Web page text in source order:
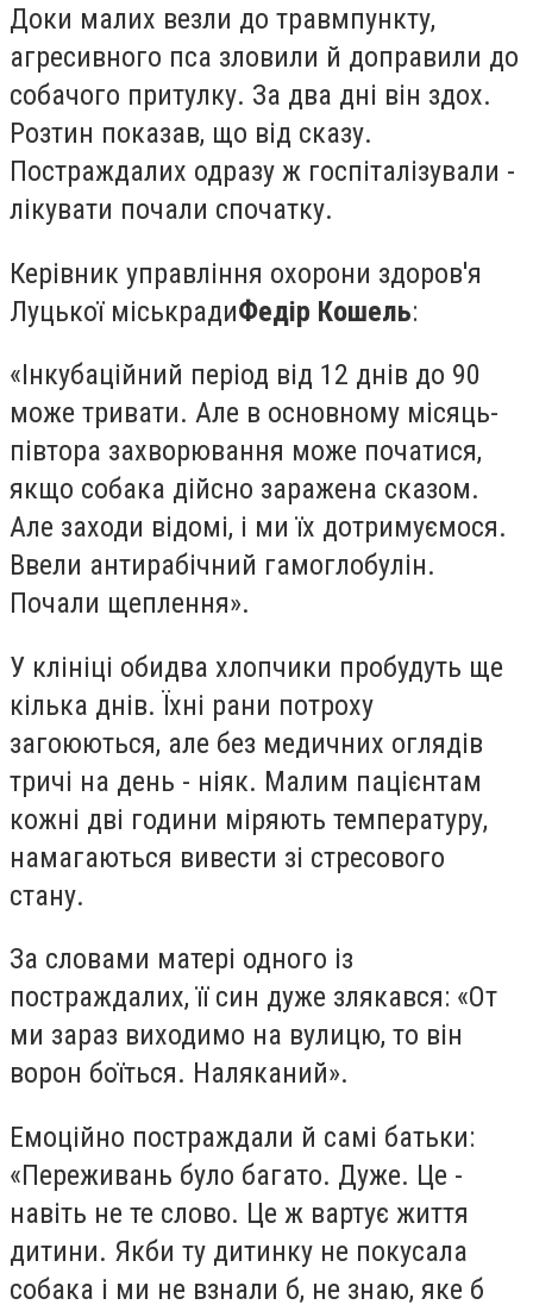
Доки малих везли до травмпункту,
агресивного пса зловили й доправили до
собачого притулку. За два дні він здох.
Розтин показав, що від сказу.
Постраждалих одразу ж госпіталізували -
лікувати почали спочатку.
Керівник управління охорони здоров'я
Луцької міськрадиФедір Кошель:
«Інкубаційний період від 12 днів до 90
може тривати. Але в основному місяць-
півтора захворювання може початися,
якщо собака дійсно заражена сказом.
Але заходи відомі, і ми їх дотримуємося.
Ввели антирабічний гамоглобулін.
Почали щеплення».
У клініці обидва хлопчики пробудуть ще
кілька днів. Їхні рани потроху
загоюються, але без медичних оглядів
тричі на день - ніяк. Малим пацієнтам
кожні дві години міряють температуру,
намагаються вивести зі стресового
стану.
За словами матері одного із
постраждалих, її син дуже злякався: «От
ми зараз виходимо на вулицю, то він
ворон боїться. Наляканий».
Емоційно постраждали й самі батьки:
«Переживань було багато. Дуже. Це -
навіть не те слово. Це ж вартує життя
дитини. Якби ту дитинку не покусала
собака і ми не взнали б, не знаю, яке б